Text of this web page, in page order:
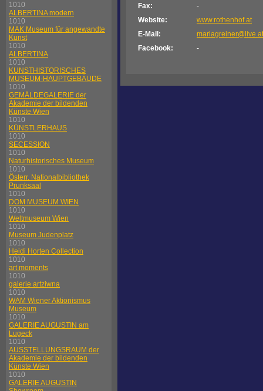
1010
ALBERTINA modern
1010
MAK Museum für angewandte
Kunst
1010
ALBERTINA
1010
KUNSTHISTORISCHES
MUSEUM-HAUPTGEBÄUDE
1010
GEMÄLDEGALERIE der
Akademie der bildenden
Künste Wien
1010
KÜNSTLERHAUS
1010
SECESSION
1010
Naturhistorisches Museum
1010
Österr. Nationalbibliothek
Prunksaal
1010
DOM MUSEUM WIEN
1010
Weltmuseum Wien
1010
Museum Judenplatz
1010
Heidi Horten Collection
1010
art moments
1010
galerie artziwna
1010
WAM Wiener Aktionismus
Museum
1010
GALERIE AUGUSTIN am
Lugeck
1010
AUSSTELLUNGSRAUM der
Akademie der bildenden
Künste Wien
1010
GALERIE AUGUSTIN
Fax:
-
Website:
www.rothenhof.at
E-Mail:
mariagreiner@live.at
Facebook:
-